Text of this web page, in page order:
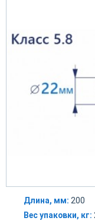
Длина, мм: 200
Вес упаковки, кг: